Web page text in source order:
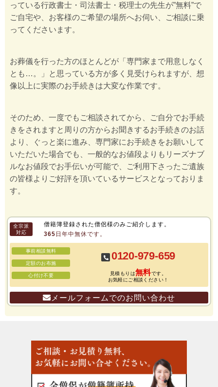
っている行政書士・司法書士・税理士の先生が”無料”で
ご自宅や、お客様のご希望の場所へお伺い、ご相談に乗
ってくださいます。
お葬儀を行った方のほとんどが「専門家まで用意しなく
とも…。」と思っている方が多く見受けられますが、想
像以上に実際のお手続きは大変な作業です。
そのため、一度でもご相談されてから、ご自分でお手続
きをされますと周りの方からお聞きするお手続きのお話
より、ぐっと楽に進み、専門家にお手続きをお願いして
いただいた場合でも、一般的なお値段よりもリーズナブ
ルなお値段でお手伝いが可能で、ご利用下さったご遺族
の皆様よりご好評を頂いているサービスとなっておりま
す。
全宗派
対応
僧籍簿登録された僧侶様のみご紹介します。
365日年中無休です。
事前相談無料
定額のお布施
心付け不要
0120-979-659
見積もりは無料です。
お気軽にご相談ください！
メールフォームでのお問い合わせ